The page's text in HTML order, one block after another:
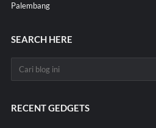
Palembang
SEARCH HERE
RECENT GEDGETS